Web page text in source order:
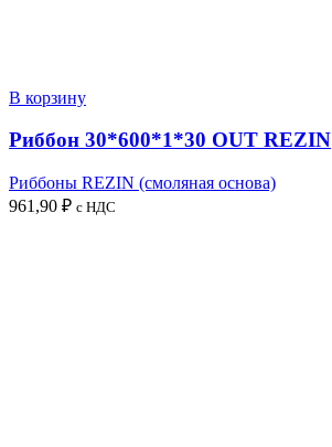
В корзину
Риббон 30*600*1*30 OUT REZIN
Риббоны REZIN (смоляная основа)
961,90 ₽ с НДС